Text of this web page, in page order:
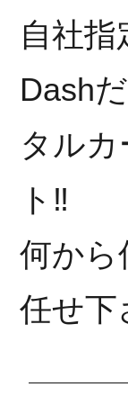
自社指
Dash
タル
ト‼︎
何から
任せ下